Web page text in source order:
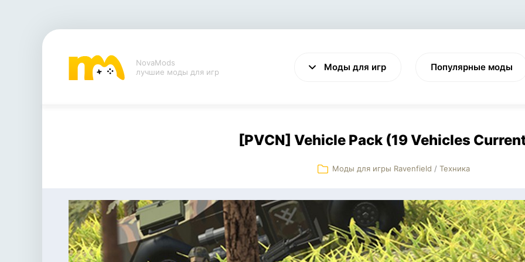
NovaMods
лучшие моды для игр
Моды для игр
VALHEIM CYBERPUNK 2077
Популярные моды
[PVCN] Vehicle Pack (19 Vehicles
Моды для игры Ravenfield / Техника